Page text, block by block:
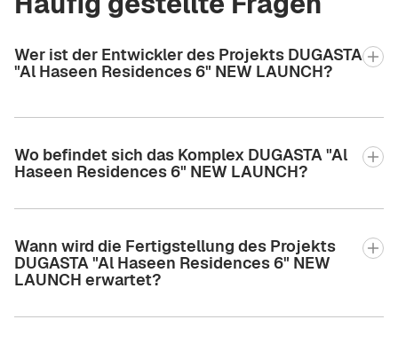
Wer ist der Entwickler des Projekts DUGASTA
"Al Haseen Residences 6" NEW LAUNCH?
Wo befindet sich das Komplex DUGASTA "Al
Haseen Residences 6" NEW LAUNCH?
Wann wird die Fertigstellung des Projekts
DUGASTA "Al Haseen Residences 6" NEW
LAUNCH erwartet?